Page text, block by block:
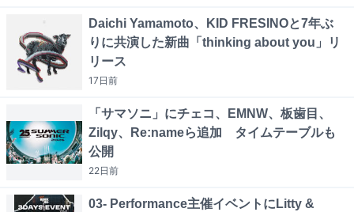
Daichi Yamamoto、KID FRESINOと7年ぶ
りに共演した新曲「thinking about you」リ
リース
17日前
「サマソニ」にチェコ、EMNW、板歯目、
Zilqy、Re:nameら追加 タイムテーブルも
公開
22日前
03- Performance主催イベントにLitty &